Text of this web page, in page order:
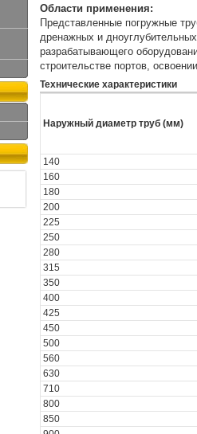
Области применения:
Представленные погружные
дренажных и
разрабатывающего
строительстве портов,
Технические характеристики
Наружный диаметр труб (мм)
140
160
180
200
225
250
280
315
350
400
425
450
500
560
630
710
800
850